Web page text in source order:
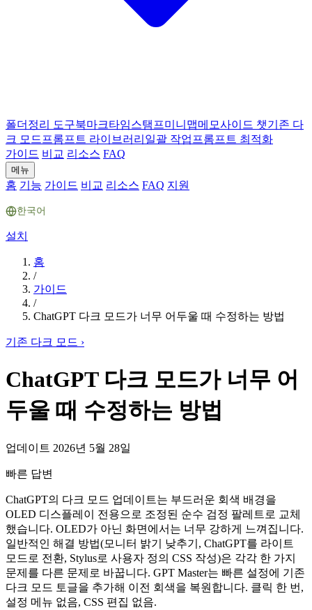
폴더 정리 도구북마크타임스탬프미니맵메모사이드 챗기존 다
크 모드 프롬프트 라이브러리 일괄 작업 프롬프트 최적화
가이드 비교 리소스 FAQ
메뉴
홈 기능 가이드 비교 리소스 FAQ 지원
한국어
설치
홈
/
가이드
/
ChatGPT 다크 모드가 너무 어두울 때 수정하는 방법
기존 다크 모드 ›
ChatGPT 다크 모드가 너무 어
두울 때 수정하는 방법
업데이트 2026년 5월 28일
빠른 답변
ChatGPT의 다크 모드 업데이트는 부드러운 회색 배경을
OLED 디스플레이 전용으로 조정된 순수 검정 팔레트로 교체
했습니다. OLED가 아닌 화면에서는 너무 강하게 느껴집니다.
일반적인 해결 방법(모니터 밝기 낮추기, ChatGPT를 라이트
모드로 전환, Stylus로 사용자 정의 CSS 작성)은 각각 한 가지
문제를 다른 문제로 바꿉니다. GPT Master는 빠른 설정에 기존
다크 모드 토글을 추가해 이전 회색을 복원합니다. 클릭 한 번,
설정 메뉴 없음, CSS 편집 없음.